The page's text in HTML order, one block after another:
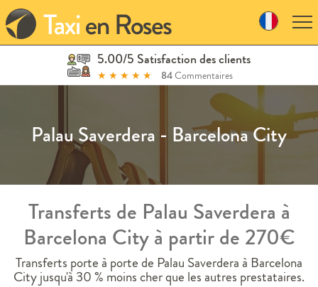
Skip
to
navigation
Skip
5.00/5 Satisfaction des clients
★ ★ ★ ★ ★ 84Commentaires
Palau Saverdera - Barcelona City
Transferts de Palau Saverdera à
Barcelona City à partir de 270€
Transferts porte à porte de Palau Saverdera à Barcelona
City jusqu'à 30 % moins cher que les autres prestataires.